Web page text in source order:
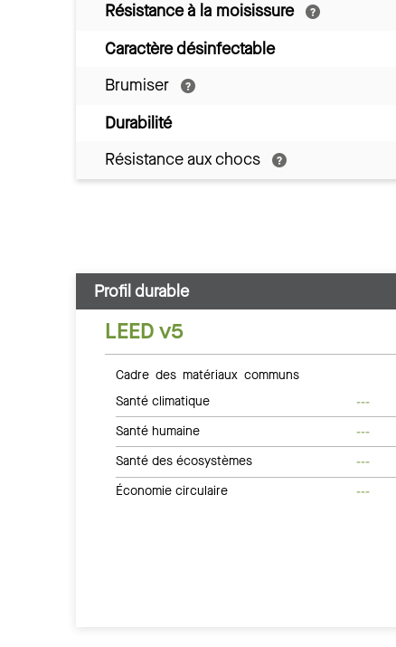
Résistance à la moisissure
Caractère désinfectable
Brumiser
Durabilité
Résistance aux chocs
Profil durable
LEED v5
Cadre des matériaux communs
Santé climatique
---
Santé humaine
---
Santé des écosystèmes
---
Économie circulaire
---